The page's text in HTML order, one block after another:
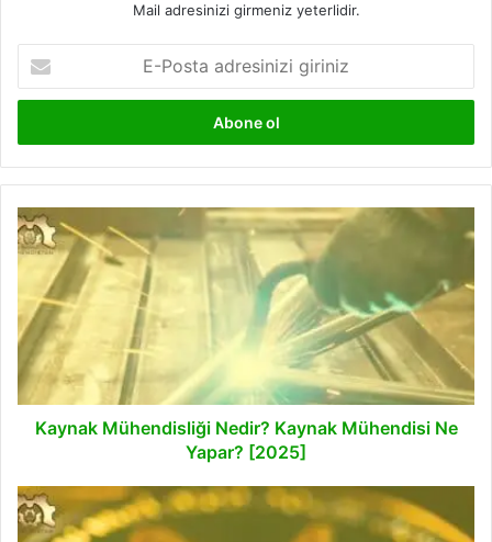
Mail adresinizi girmeniz yeterlidir.
Posta
adresinizi
Kaynak
Mühendisliği
Nedir?
Kaynak
Mühendisi
Ne
Yapar?
[2025]
Kaynak Mühendisliği Nedir? Kaynak Mühendisi Ne
Yapar? [2025]
Dogecoin
Nedir?